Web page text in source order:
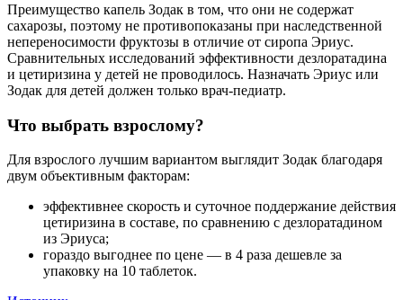
Преимущество капель Зодак в том, что они не содержат
сахарозы, поэтому не противопоказаны при наследственной
непереносимости фруктозы в отличие от сиропа Эриус.
Сравнительных исследований эффективности дезлоратадина
и цетиризина у детей не проводилось. Назначать Эриус или
Зодак для детей должен только врач-педиатр.
Что выбрать взрослому?
Для взрослого лучшим вариантом выглядит Зодак благодаря
двум объективным факторам:
эффективнее скорость и суточное поддержание действия
цетиризина в составе, по сравнению с дезлоратадином
из Эриуса;
гораздо выгоднее по цене — в 4 раза дешевле за
упаковку на 10 таблеток.